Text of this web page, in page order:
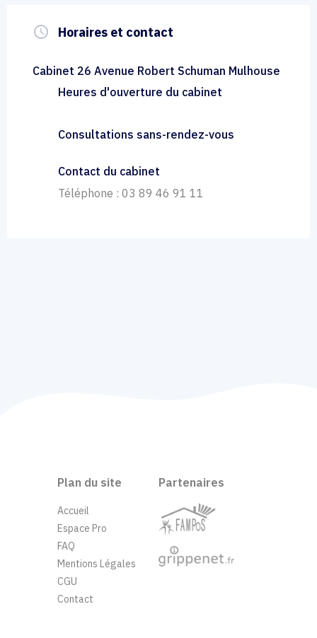
query_builder Horaires et contact
Cabinet 26 Avenue Robert Schuman Mulhouse
Heures d'ouverture du cabinet
Consultations sans-rendez-vous
Contact du cabinet
Téléphone : 03 89 46 91 11
Plan du site
Accueil
Espace Pro
FAQ
Mentions Légales
CGU
Contact
Partenaires